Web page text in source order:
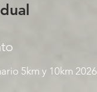
5km y 10km 2026